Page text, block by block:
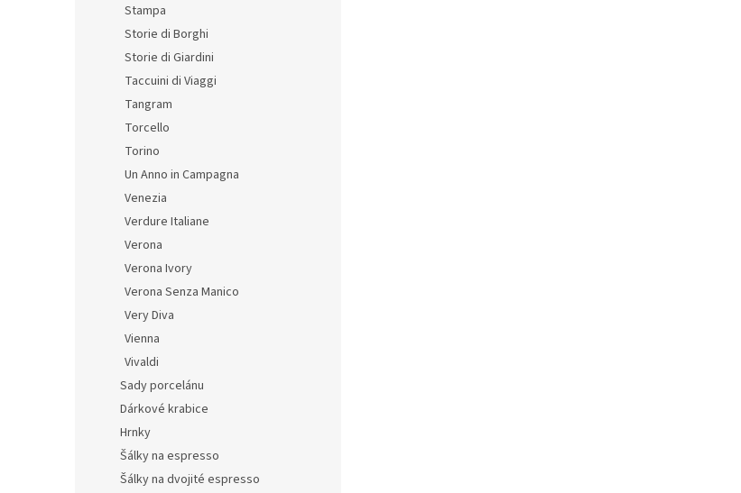
Stampa
Storie di Borghi
Storie di Giardini
Taccuini di Viaggi
Tangram
Torcello
Torino
Un Anno in Campagna
Venezia
Verdure Italiane
Verona
Verona Ivory
Verona Senza Manico
Very Diva
Vienna
Vivaldi
Sady porcelánu
Dárkové krabice
Hrnky
Šálky na espresso
Šálky na dvojité espresso